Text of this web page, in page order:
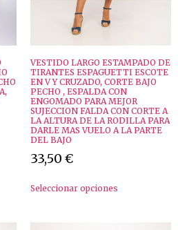
VESTIDO LARGO ESTAMPADO DE
TIRANTES ESPAGUETTI ESCOTE
EN V Y CRUZADO, CORTE BAJO
PECHO , ESPALDA CON
ENGOMADO PARA MEJOR
SUJECCION FALDA CON CORTE A
LA ALTURA DE LA RODILLA PARA
DARLE MAS VUELO A LA PARTE
DEL BAJO
33,50 €
Seleccionar opciones